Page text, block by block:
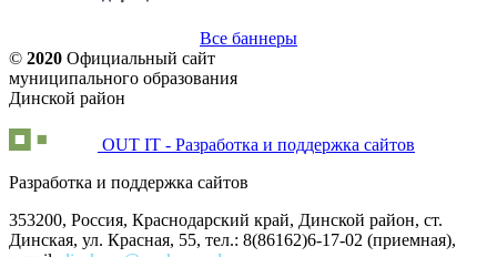
Все баннеры
© 2020 Официальный сайт
муниципального образования
Динской район
OUT IT - Разработка и поддержка сайтов
Разработка и поддержка сайтов
353200, Россия, Краснодарский край, Динской район, ст.
Динская, ул. Красная, 55, тел.: 8(86162)6-17-02 (приемная),